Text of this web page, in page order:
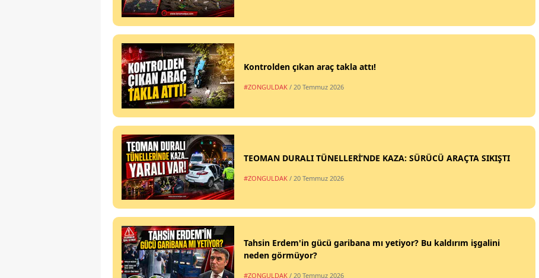
Kontrolden çıkan araç takla attı!
#ZONGULDAK / 20 Temmuz 2026
TEOMAN DURALI TÜNELLERİ’NDE KAZA: SÜRÜCÜ ARAÇTA SIKIŞTI
#ZONGULDAK / 20 Temmuz 2026
Tahsin Erdem'in gücü garibana mı yetiyor? Bu kaldırım işgalini
neden görmüyor?
#ZONGULDAK / 20 Temmuz 2026